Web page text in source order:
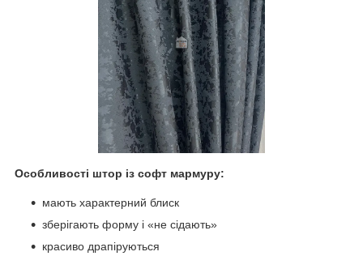
Особливості штор із софт мармуру:
мають характерний блиск
зберігають форму і «не сідають»
красиво драпіруються